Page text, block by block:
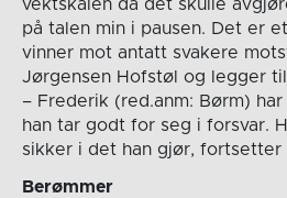
vektskålen da det skulle
på talen min i pausen. Det er
vinner mot antatt svakere
Jørgensen Hofstøl og legger
– Frederik (red.anm: Børm)
han tar godt for seg i forsvar.
sikker i det han gjør, fortsetter
Berømmer